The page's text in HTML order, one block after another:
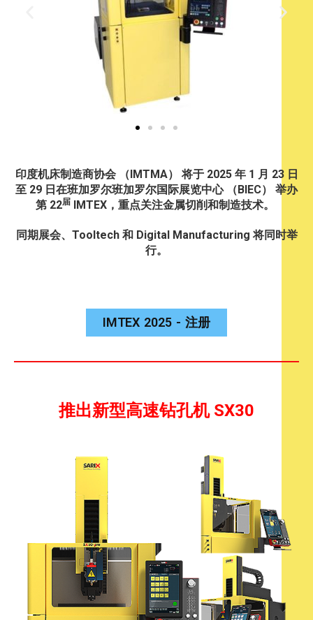
印度机床制造商协会 （IMTMA） 将于 2025 年 1 月 23 日
至 29 日在班加罗尔班加罗尔国际展览中心 （BIEC） 举办
第 22届 IMTEX，重点关注金属切削和制造技术。
同期展会、Tooltech 和 Digital Manufacturing 将同时举
行。
IMTEX 2025 - 注册
推出新型高速钻孔机 SX30